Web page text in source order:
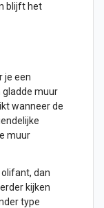
blijft het
je een
gladde muur
wanneer de
muur
dan
kijken
type